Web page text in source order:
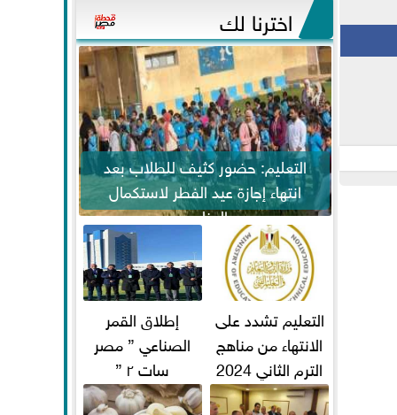
اخترنا لك
التعليم: حضور كثيف للطلاب بعد
انتهاء إجازة عيد الفطر لاستكمال
المناهج
التعليم تشدد على
الانتهاء من مناهج
الترم الثاني 2024
قبل الامتحانات
إطلاق القمر
الصناعي ” مصر
سات ٢ ”